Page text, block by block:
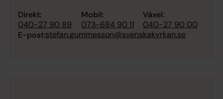
Direkt:
040-27 90 89
Mobil:
073-684 90 11
Växel:
040-27 90 00
E-post:stefan.gummesson@svenskakyrkan.se